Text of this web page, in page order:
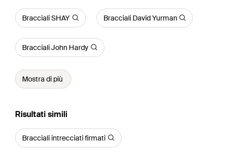
Bracciali SHAY Bracciali David Yurman
Bracciali John Hardy
Mostra di più
Risultati simili
Bracciali intrecciati firmati